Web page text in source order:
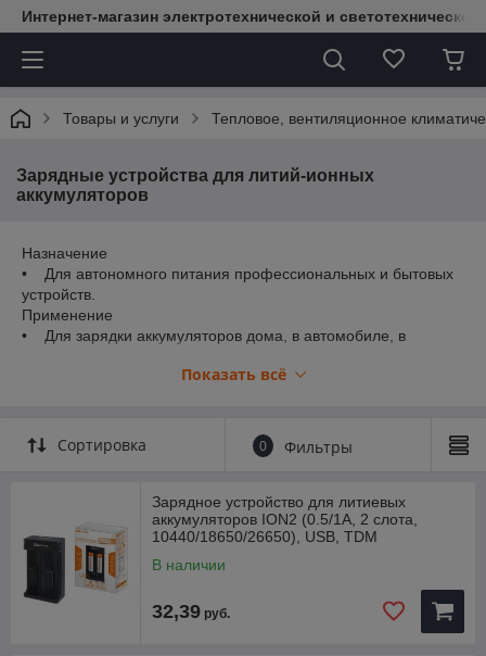
Интернет-магазин электротехнической и
Товары и услуги Тепловое, вентиляционное
Зарядные устройства для литий-ионных
аккумуляторов
Назначение
• Для автономного питания профессиональных и бытовых
устройств.
Применение
• Для зарядки аккумуляторов дома, в автомобиле, в
16340/ CR123A, 16500, 16650, 17500, 17650, 1767, 16490,
18500, 18650,
• Возможность зарядки от любого совместимого USB-
• Защита от короткого замыкания, избыточного заряда и
неправильно установленных аккумуляторов.
• Интуитивно понятная индикация процесса зарядки.
• Кабель micro USB-USB в комплекте.
• Устройства заряжают аккумуляторы систем ICR, LIR, IMR,
Показать всё
Сортировка 0 Фильтры
Зарядное устройство для литиевых
аккумуляторов ION2 (0.5/1A, 2 слота,
10440/18650/26650), USB, TDM
В наличии
32,39 руб.